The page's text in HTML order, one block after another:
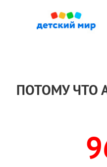
ПОТОМУ ЧТО